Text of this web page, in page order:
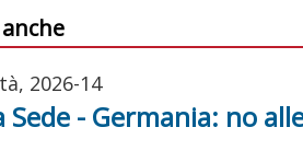
2026-14
Sede - Germania: no